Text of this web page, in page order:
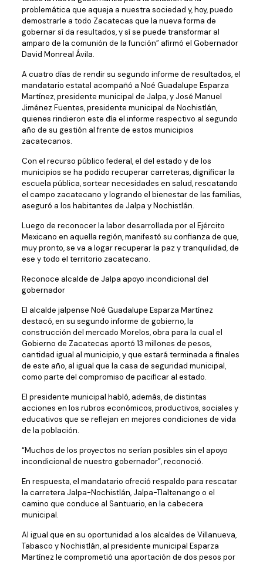
problemática que aqueja a nuestra sociedad y, hoy, puedo
demostrarle a todo Zacatecas que la nueva forma de
gobernar sí da resultados, y sí se puede transformar al
amparo de la comunión de la función” afirmó el Gobernador
David Monreal Ávila.
A cuatro días de rendir su segundo informe de resultados, el
mandatario estatal acompañó a Noé Guadalupe Esparza
Martínez, presidente municipal de Jalpa, y José Manuel
Jiménez Fuentes, presidente municipal de Nochistlán,
quienes rindieron este día el informe respectivo al segundo
año de su gestión al frente de estos municipios
zacatecanos.
Con el recurso público federal, el del estado y de los
municipios se ha podido recuperar carreteras, dignificar la
escuela pública, sortear necesidades en salud, rescatando
el campo zacatecano y logrando el bienestar de las familias,
aseguró a los habitantes de Jalpa y Nochistlán.
Luego de reconocer la labor desarrollada por el Ejército
Mexicano en aquella región, manifestó su confianza de que,
muy pronto, se va a logar recuperar la paz y tranquilidad, de
ese y todo el territorio zacatecano.
Reconoce alcalde de Jalpa apoyo incondicional del
gobernador
El alcalde jalpense Noé Guadalupe Esparza Martínez
destacó, en su segundo informe de gobierno, la
construcción del mercado Morelos, obra para la cual el
Gobierno de Zacatecas aportó 13 millones de pesos,
cantidad igual al municipio, y que estará terminada a finales
de este año, al igual que la casa de seguridad municipal,
como parte del compromiso de pacificar al estado.
El presidente municipal habló, además, de distintas
acciones en los rubros económicos, productivos, sociales y
educativos que se reflejan en mejores condiciones de vida
de la población.
“Muchos de los proyectos no serían posibles sin el apoyo
incondicional de nuestro gobernador”, reconoció.
En respuesta, el mandatario ofreció respaldo para rescatar
la carretera Jalpa-Nochistlán, Jalpa-Tlaltenango o el
camino que conduce al Santuario, en la cabecera
municipal.
Al igual que en su oportunidad a los alcaldes de Villanueva,
Tabasco y Nochistlán, al presidente municipal Esparza
Martínez le comprometió una aportación de dos pesos por